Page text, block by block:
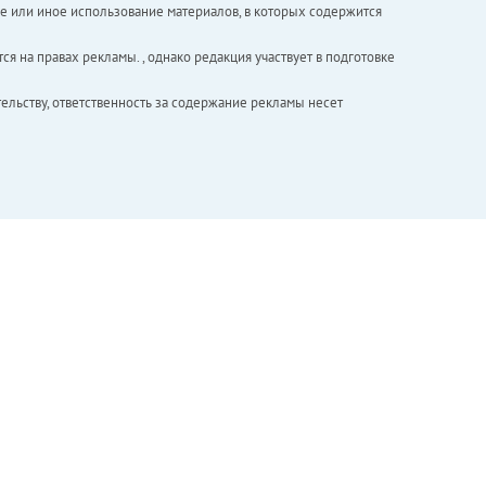
иное использование материалов, в которых содержится
правах рекламы. , однако редакция участвует в подготовке
ответственность за содержание рекламы несет